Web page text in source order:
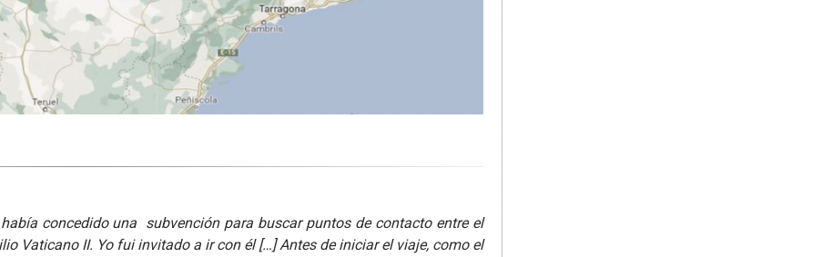
concedido una subvención para buscar puntos de contacto entre el
Vaticano II. Yo fui invitado a ir con él […] Antes de iniciar el viaje, como el